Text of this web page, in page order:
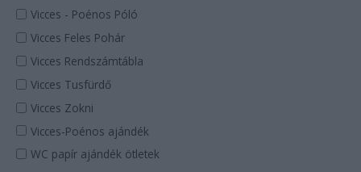
Vicces - Poénos Póló
Vicces Feles Pohár
Vicces Rendszámtábla
Vicces Tusfürdő
Vicces Zokni
Vicces-Poénos ajándék
WC papír ajándék ötletek